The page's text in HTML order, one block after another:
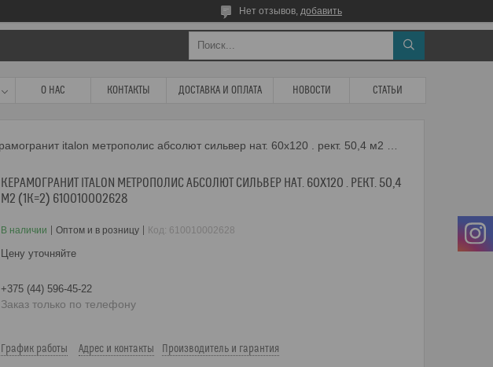
Нет отзывов, добавить
О НАС КОНТАКТЫ ДОСТАВКА И ОПЛАТА НОВОСТИ СТАТЬИ
КЕРАМОГРАНИТ ITALON МЕТРОПОЛИС АБСОЛЮТ СИЛЬВЕР НАТ. 60X120 . РЕКТ. 50,4
М2 (1К=2) 610010002628
В наличии Оптом и в розницу Код: 610010002628
Цену уточняйте
+375 (44) 596-45-22
Заказ только по телефону
График работы Адрес и контакты Производитель и гарантия